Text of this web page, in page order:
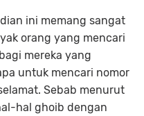
ini memang sangat
orang yang mencari
mereka yang
untuk mencari nomor
Sebab menurut
hal ghoib dengan